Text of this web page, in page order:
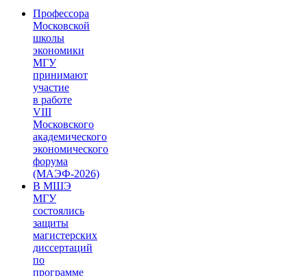
Профессора
Московской
школы
экономики
МГУ
принимают
участие
в работе
VIII
Московского
академического
экономического
форума
(МАЭФ-2026)
В МШЭ
МГУ
состоялись
защиты
магистерских
диссертаций
по
программе